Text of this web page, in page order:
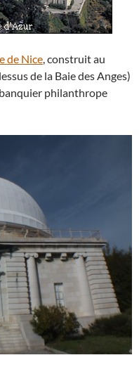
de Nice, construit au
de la Baie des Anges)
philanthrope